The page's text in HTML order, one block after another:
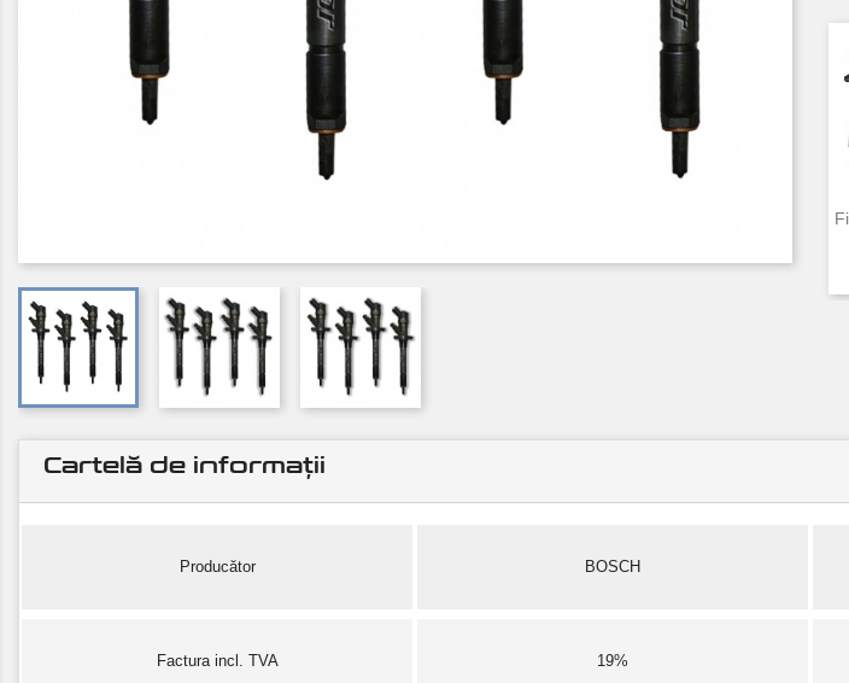
Cartelă de informații
Producător BOSCH
Factura incl. TVA 19%